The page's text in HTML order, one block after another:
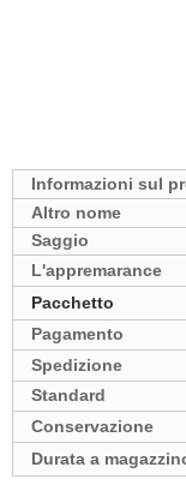
Informazioni sul
Altro nome
Saggio
L'appremarance
Pacchetto
Pagamento
Spedizione
Standard
Conservazione
Durata a